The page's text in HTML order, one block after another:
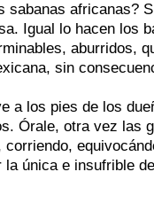
sabanas africanas?
Igual lo hacen los
aburridos,
sin
a los pies de los
Órale, otra vez las
única e insufrible